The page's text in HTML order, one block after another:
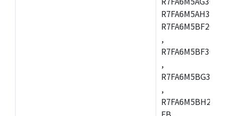
,
,
,